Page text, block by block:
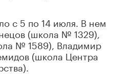
с 5 по 14 июля. В нем
(школа № 1329),
№ 1589), Владимир
(школа Центра